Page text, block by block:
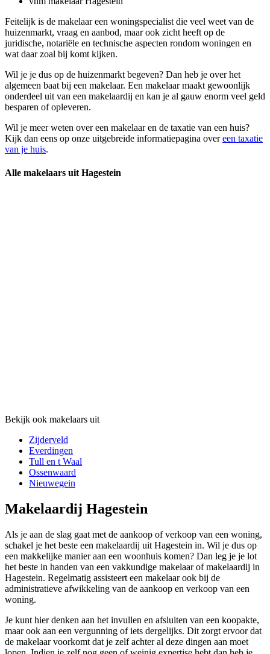
Feitelijk is de makelaar een woningspecialist die veel weet van de
huizenmarkt, vraag en aanbod, maar ook zicht heeft op de
juridische, notariële en technische aspecten rondom woningen en
wat daar zoal bij komt kijken.
Wil je je dus op de huizenmarkt begeven? Dan heb je over het
algemeen baat bij een makelaar. Een makelaar maakt gewoonlijk
onderdeel uit van een makelaardij en kan je al gauw enorm veel geld
besparen of opleveren.
Wil je meer weten over een makelaar en de taxatie van een huis?
Kijk dan eens op onze uitgebreide informatiepagina overeen taxatie
van je huis.
Alle makelaars uit Hagestein
Bekijk ook makelaars uit
Zijderveld
Everdingen
Tull en t Waal
Ossenwaard
Nieuwegein
Makelaardij Hagestein
Als je aan de slag gaat met de aankoop of verkoop van een woning,
schakel je het beste een makelaardij uit Hagestein in. Wil je dus op
een makkelijke manier aan een woonhuis komen? Dan leg je je lot
het beste in handen van een vakkundige makelaar of makelaardij in
Hagestein. Regelmatig assisteert een makelaar ook bij de
administratieve afwikkeling van de aankoop en verkoop van een
woning.
Je kunt hier denken aan het invullen en afsluiten van een koopakte,
maar ook aan een vergunning of iets dergelijks. Dit zorgt ervoor dat
de makelaar voorkomt dat je zelf achter al deze dingen aan moet